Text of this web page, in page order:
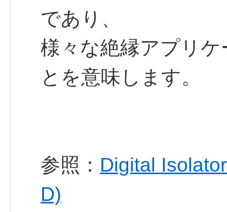
であり、
様々な絶縁アプリ
とを意味します。
参照： Digital
D)